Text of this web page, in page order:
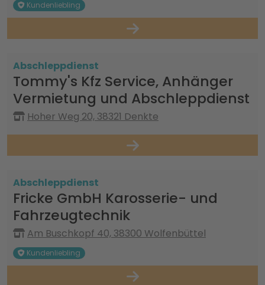
Kundenliebling
Abschleppdienst
Tommy's Kfz Service, Anhänger
Vermietung und Abschleppdienst
Hoher Weg 20, 38321 Denkte
Abschleppdienst
Fricke GmbH Karosserie- und
Fahrzeugtechnik
Am Buschkopf 40, 38300 Wolfenbüttel
Kundenliebling